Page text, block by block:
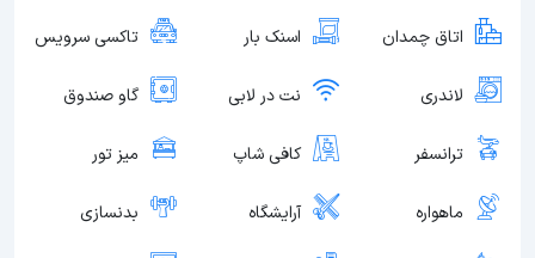
اتاق چمدان اسنک بار تاکسی سرویس
لاندری نت در لابی گاو صندوق
ترانسفر کافی شاپ میز تور
ماهواره آرایشگاه بدنسازی